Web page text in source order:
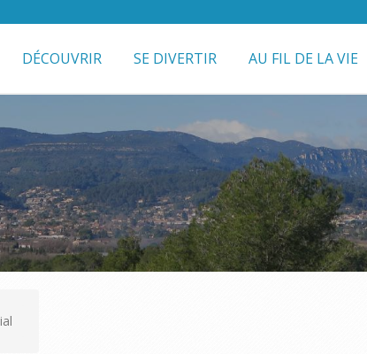
DÉCOUVRIR SE DIVERTIR AU FIL DE LA VIE